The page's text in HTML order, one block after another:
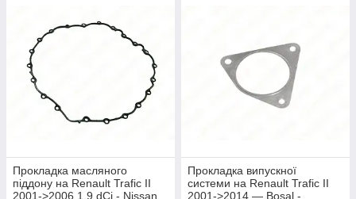
Прокладка масляного
піддону на Renault Trafic II
2001->2006 1.9 dCi - Nissan
Прокладка випускної
системи на Renault Trafic II
2001->2014 — Bosal -